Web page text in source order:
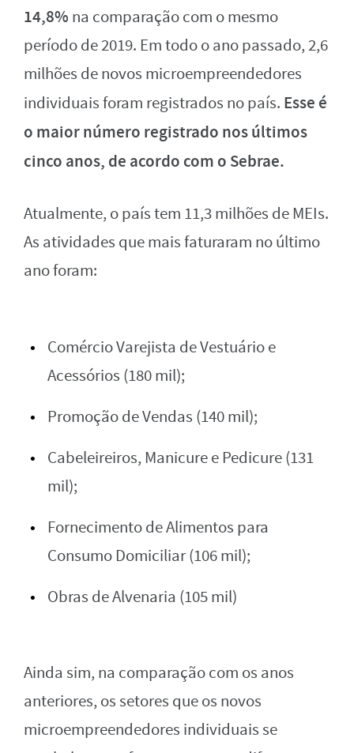
14,8% na comparação com o mesmo
período de 2019. Em todo o ano passado, 2,6
milhões de novos microempreendedores
individuais foram registrados no país. Esse é
o maior número registrado nos últimos
cinco anos, de acordo com o Sebrae.
Atualmente, o país tem 11,3 milhões de MEIs.
As atividades que mais faturaram no último
ano foram:
Comércio Varejista de Vestuário e
Acessórios (180 mil);
Promoção de Vendas (140 mil);
Cabeleireiros, Manicure e Pedicure (131
mil);
Fornecimento de Alimentos para
Consumo Domiciliar (106 mil);
Obras de Alvenaria (105 mil)
Ainda sim, na comparação com os anos
anteriores, os setores que os novos
microempreendedores individuais se